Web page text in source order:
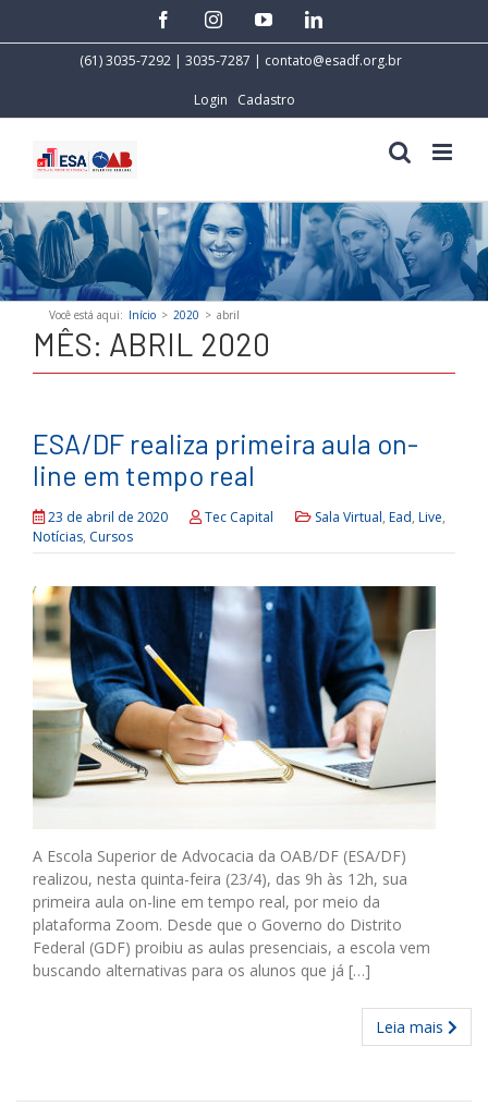
facebookinstagramyoutubelinkedin
(61) 3035-7292 | 3035-7287 | contato@esadf.org.br
Login Cadastro
Você está aqui: Início > 2020 > abril
MÊS: ABRIL 2020
ESA/DF realiza primeira aula on-
line em tempo real
23 de abril de 2020 Tec Capital Sala Virtual, Ead, Live,
Notícias, Cursos
A Escola Superior de Advocacia da OAB/DF (ESA/DF)
realizou, nesta quinta-feira (23/4), das 9h às 12h, sua
primeira aula on-line em tempo real, por meio da
plataforma Zoom. Desde que o Governo do Distrito
Federal (GDF) proibiu as aulas presenciais, a escola vem
buscando alternativas para os alunos que já […]
Leia mais